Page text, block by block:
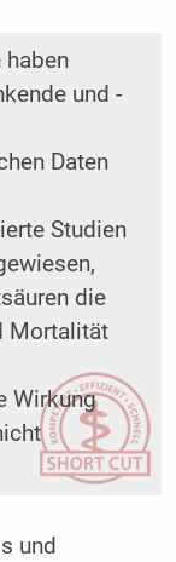
haben
und
Daten
Studien
die
Mortalität
Wirkung
und